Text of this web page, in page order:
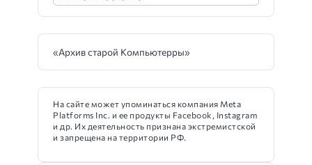
«Архив старой Компьютерры»
На сайте может упоминаться компания Meta
Platforms Inc. и ее продукты Facebook, Instagram
и др. Их деятельность признана экстремистской
и запрещена на территории РФ.